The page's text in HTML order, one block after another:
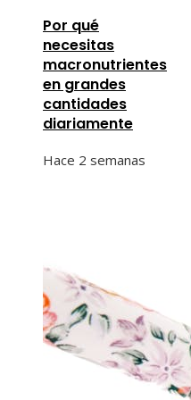
Por qué
necesitas
macronutrientes
en grandes
cantidades
diariamente
Hace 2 semanas